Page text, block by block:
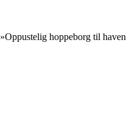
»Oppustelig hoppeborg til haven